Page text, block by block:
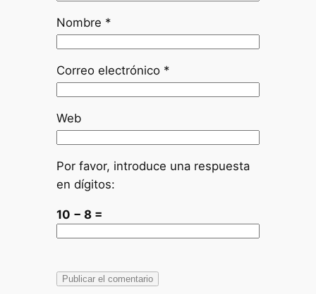
Nombre *
Correo electrónico *
Web
Por favor, introduce una respuesta
en dígitos:
10 − 8 =